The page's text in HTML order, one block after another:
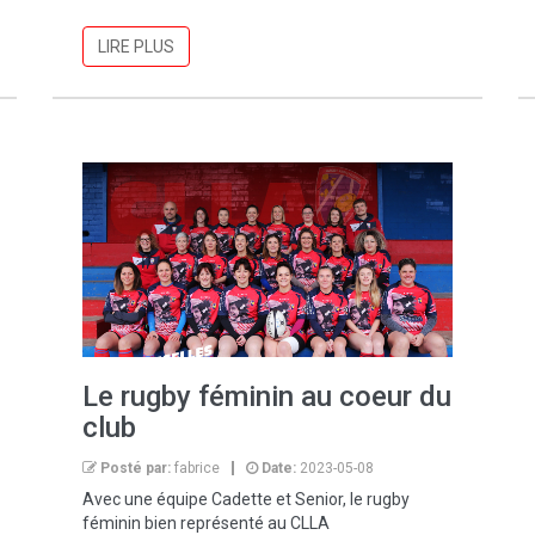
LIRE PLUS
Le rugby féminin au coeur du
club
Posté par: fabrice Date: 2023-05-08
Avec une équipe Cadette et Senior, le rugby
féminin bien représenté au CLLA